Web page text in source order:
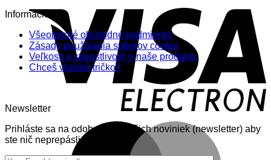
Informácie
Všeobecné obchodné podmienky
Zásady používania súborov cookie
Veľkosti a starostlivosť o naše produkty
Chceš vlastné tričko?
Newsletter
Prihláste sa na odoberanie nášich noviniek (newsletter) aby
ste nič neprepásli.